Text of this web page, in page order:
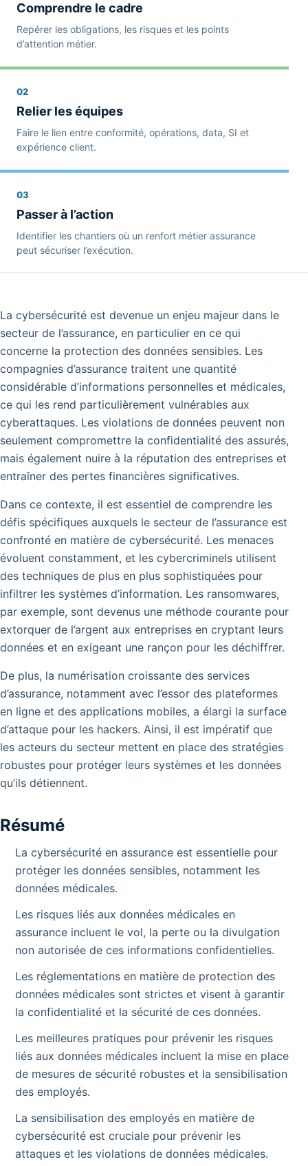
Comprendre le cadre
Repérer les obligations, les risques et les points
d’attention métier.
02
Relier les équipes
Faire le lien entre conformité, opérations, data, SI et
expérience client.
03
Passer à l’action
Identifier les chantiers où un renfort métier assurance
peut sécuriser l’exécution.
La cybersécurité est devenue un enjeu majeur dans le
secteur de l’assurance, en particulier en ce qui
concerne la protection des données sensibles. Les
compagnies d’assurance traitent une quantité
considérable d’informations personnelles et médicales,
ce qui les rend particulièrement vulnérables aux
cyberattaques. Les violations de données peuvent non
seulement compromettre la confidentialité des assurés,
mais également nuire à la réputation des entreprises et
entraîner des pertes financières significatives.
Dans ce contexte, il est essentiel de comprendre les
défis spécifiques auxquels le secteur de l’assurance est
confronté en matière de cybersécurité. Les menaces
évoluent constamment, et les cybercriminels utilisent
des techniques de plus en plus sophistiquées pour
infiltrer les systèmes d’information. Les ransomwares,
par exemple, sont devenus une méthode courante pour
extorquer de l’argent aux entreprises en cryptant leurs
données et en exigeant une rançon pour les déchiffrer.
De plus, la numérisation croissante des services
d’assurance, notamment avec l’essor des plateformes
en ligne et des applications mobiles, a élargi la surface
d’attaque pour les hackers. Ainsi, il est impératif que
les acteurs du secteur mettent en place des stratégies
robustes pour protéger leurs systèmes et les données
qu’ils détiennent.
Résumé
La cybersécurité en assurance est essentielle pour
protéger les données sensibles, notamment les
données médicales.
Les risques liés aux données médicales en
assurance incluent le vol, la perte ou la divulgation
non autorisée de ces informations confidentielles.
Les réglementations en matière de protection des
données médicales sont strictes et visent à garantir
la confidentialité et la sécurité de ces données.
Les meilleures pratiques pour prévenir les risques
liés aux données médicales incluent la mise en place
de mesures de sécurité robustes et la sensibilisation
des employés.
La sensibilisation des employés en matière de
cybersécurité est cruciale pour prévenir les
attaques et les violations de données médicales.